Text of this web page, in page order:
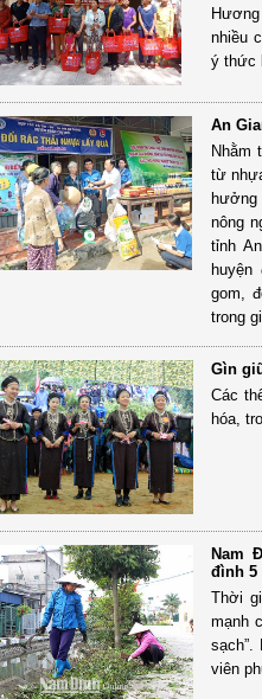
nhiều
ý thức
An
Nhằm
từ
nông
tỉnh
gom,
trong
Gìn
Các
hóa,
Nam
đình 5
Thời
mạnh
sạch”.
viên